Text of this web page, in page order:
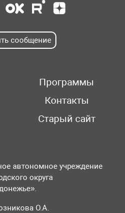
сообщение
Программы
Контакты
Старый сайт
автономное учреждение
округа
О.А.